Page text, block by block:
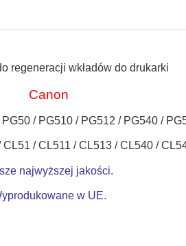
regeneracji wkładów do drukarki
Canon
/ PG510 / PG512 / PG540 /
/ CL511 / CL513 / CL540 /
najwyższej jakości.
w UE.